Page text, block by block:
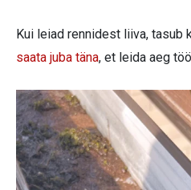
Kui leiad rennidest liiva, tasub
saata juba täna, et leida aeg